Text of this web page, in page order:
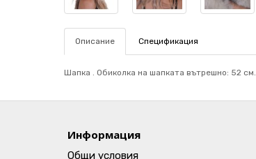
Описание Спецификация
Шапка . Обиколка на шапката вътрешно: 52 см.
Информация
Общи условия